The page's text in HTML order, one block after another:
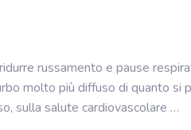
russamento e pause
molto più diffuso di quanto si
sulla salute cardiovascolare …